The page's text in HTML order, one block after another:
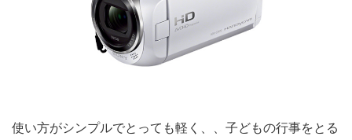
使い方がシンプルでとっても軽く、、子どもの行事をとる